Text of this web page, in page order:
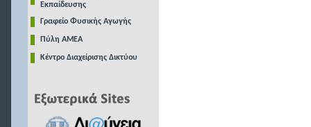
Εκπαίδευσης
Γραφείο Φυσικής Αγωγής
Πύλη ΑΜΕΑ
Κέντρο Διαχείρισης Δικτύου